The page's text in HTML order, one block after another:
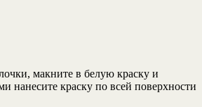
макните в белую краску и
нанесите краску по всей поверхности